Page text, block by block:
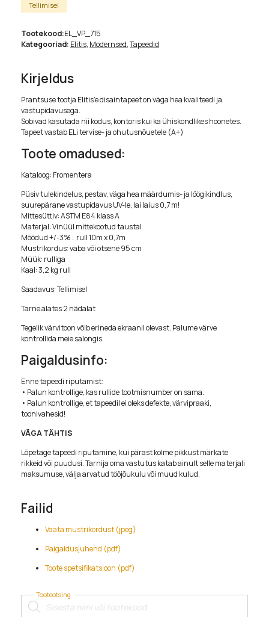
Tooteotsing
Products
search
Tellimisel
Tootekood:EL_VP_715
Kategooriad: Elitis, Modernsed,Tapeedid
Kirjeldus
Prantsuse tootja Elitis’e disaintapeet on väga hea kvaliteedi ja
vastupidavusega.
Sobivad kasutada nii kodus, kontoris kui ka ühiskondlikes hoonetes.
Tapeet vastab ELi tervise- ja ohutusnõuetele (A+)
Toote omadused:
Kataloog: Fromentera
Püsiv tulekindelus, pestav, väga hea määrdumis- ja löögikindlus,
suurepärane vastupidavus UV-le, lai laius 0,7 m!
Mittesüttiv: ASTM E84 klass A
Materjal: Vinüül mittekootud taustal
Mõõdud +/-3% : rull 10m x 0,7m
Mustrikordus: vaba või otsene 95 cm
Müük: rulliga
Kaal: 3,2 kg rull
Saadavus: Tellimisel
Tarne alates 2 nädalat
Tegelik värvitoon võib erineda ekraanil olevast. Palume värve
kontrollida meie salongis.
Paigaldusinfo:
Enne tapeedi riputamist:
• Palun kontrollige, kas rullide tootmisnumber on sama.
• Palun kontrollige, et tapeedil ei oleks defekte, värvipraaki,
toonivahesid!
VÄGA TÄHTIS
Lõpetage tapeedi riputamine, kui pärast kolme pikkust märkate
rikkeid või puudusi. Tarnija oma vastutus katab ainult selle materjali
maksumuse, välja arvatud tööjõukulu või muud kulud.
Failid
Vaata mustrikordust (jpeg)
Paigaldusjuhend (pdf)
Toote spetsifikatsioon (pdf)